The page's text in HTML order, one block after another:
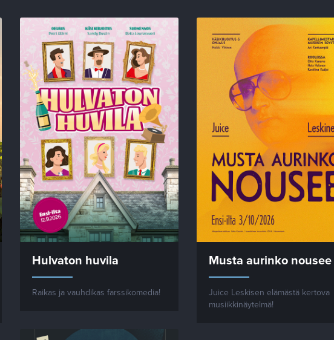
Hulvaton huvila
Raikas ja vauhdikas farssikomedia!
Musta aurinko nousee
Juice Leskisen elämästä kertova
musiikkinäytelmä!